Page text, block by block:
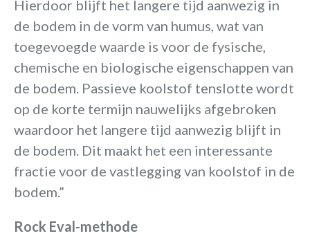
Hierdoor blijft het langere tijd aanwezig in
de bodem in de vorm van humus, wat van
toegevoegde waarde is voor de fysische,
chemische en biologische eigenschappen van
de bodem. Passieve koolstof tenslotte wordt
op de korte termijn nauwelijks afgebroken
waardoor het langere tijd aanwezig blijft in
de bodem. Dit maakt het een interessante
fractie voor de vastlegging van koolstof in de
bodem.”
Rock Eval-methode